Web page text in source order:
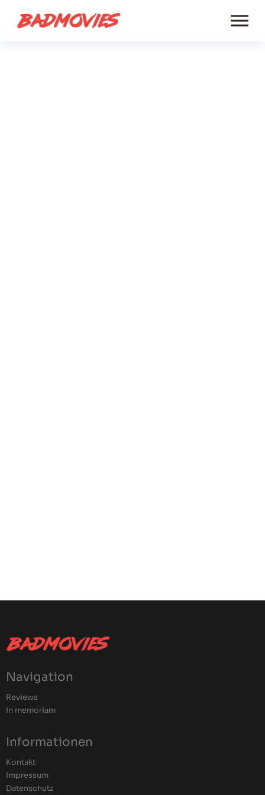
Navigation
Reviews
In memoriam
Informationen
Kontakt
Impressum
Datenschutz